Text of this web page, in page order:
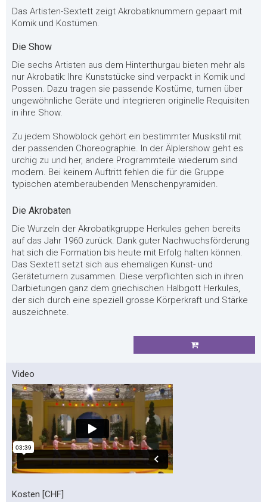
Das Artisten-Sextett zeigt Akrobatiknummern gepaart mit
Komik und Kostümen.
Die Show
Die sechs Artisten aus dem Hinterthurgau bieten mehr als
nur Akrobatik: Ihre Kunststücke sind verpackt in Komik und
Possen. Dazu tragen sie passende Kostüme, turnen über
ungewöhnliche Geräte und integrieren originelle Requisiten
in ihre Show.
Zu jedem Showblock gehört ein bestimmter Musikstil mit
der passenden Choreographie. In der Älplershow geht es
urchig zu und her, andere Programmteile wiederum sind
modern. Bei keinem Auftritt fehlen die für die Gruppe
typischen atemberaubenden Menschenpyramiden.
Die Akrobaten
Die Wurzeln der Akrobatikgruppe Herkules gehen bereits
auf das Jahr 1960 zurück. Dank guter Nachwuchsförderung
hat sich die Formation bis heute mit Erfolg halten können.
Das Sextett setzt sich aus ehemaligen Kunst- und
Geräteturnern zusammen. Diese verpflichten sich in ihren
Darbietungen ganz dem griechischen Halbgott Herkules,
der sich durch eine speziell grosse Körperkraft und Stärke
auszeichnete.
Video
Kosten [CHF]